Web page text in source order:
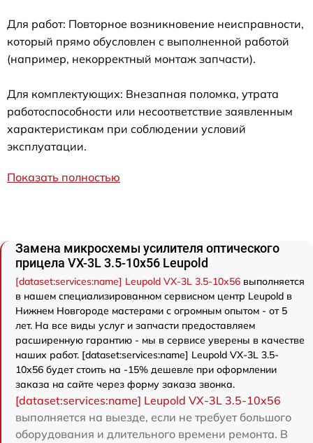
Для работ: Повторное возникновение неисправности,
который прямо обусловлен с выполненной работой
(например, некорректный монтаж запчасти).
Для комплектующих: Внезапная поломка, утрата
работоспособности или несоответствие заявленным
характеристикам при соблюдении условий
эксплуатации.
Показать полностью
Замена микросхемы усилителя оптического
прицела VX-3L 3.5-10x56 Leupold
[dataset:services:name] Leupold VX-3L 3.5-10x56 выполняется
в нашем специализированном сервисном центр Leupold в
Нижнем Новгороде мастерами с огромным опытом - от 5
лет. На все виды услуг и запчасти предоставляем
расширенную гарантию - мы в сервисе уверены в качестве
наших работ. [dataset:services:name] Leupold VX-3L 3.5-
10x56 будет стоить на -15% дешевле при оформлении
заказа на сайте через форму заказа звонка.
[dataset:services:name] Leupold VX-3L 3.5-10x56
выполняется на выезде, если не требует большого
оборудования и длительного времени ремонта. В